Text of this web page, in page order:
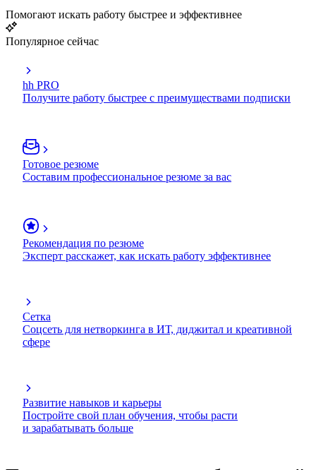
Помогают искать работу быстрее и эффективнее
Популярное сейчас
hh PRO
Получите работу быстрее с преимуществами подписки
Готовое резюме
Составим профессиональное резюме за вас
Рекомендация по резюме
Эксперт расскажет, как искать работу эффективнее
Сетка
Соцсеть для нетворкинга в ИТ, диджитал и креативной
сфере
Развитие навыков и карьеры
Постройте свой план обучения, чтобы расти
и зарабатывать больше